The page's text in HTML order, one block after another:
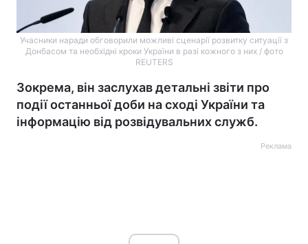
Учасники наради обговорили можливі сценарії розвитку ситуації з
Донбасом та необхідні кроки України в разі кожного з них / фото
REUTERS
Зокрема, він заслухав детальні звіти про
події останньої доби на сході України та
інформацію від розвідувальних служб.
Реклама